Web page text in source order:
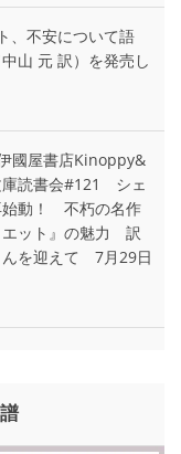
、不安について語
山 元 訳）を発売し
國屋書店Kinoppy&
庫読書会#121 シェ
始動！ 不朽の名作
エット』の魅力 訳
んを迎えて 7月29日